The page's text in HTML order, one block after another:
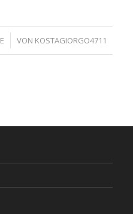
VON KOSTAGIORGO4711